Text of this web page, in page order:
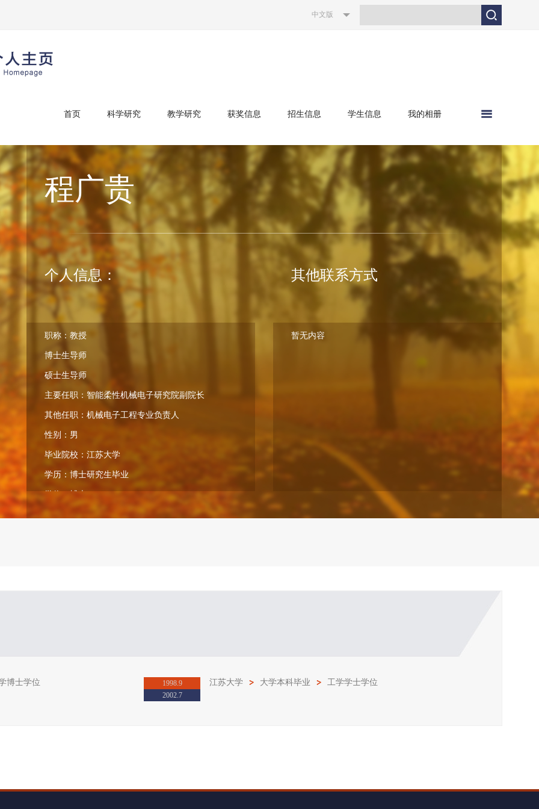
中文版
首页 科学研究 教学研究 获奖信息 招生信息 学生信息 我的相册
程广贵
个人信息：
职称：教授
博士生导师
硕士生导师
主要任职：智能柔性机械电子研究院副院长
其他任职：机械电子工程专业负责人
性别：男
毕业院校：江苏大学
学历：博士研究生毕业
在职信息：在本单位任职
其他联系方式
暂无内容
博士学位
1998.9
2002.7
江苏大学 大学本科毕业 工学学士学位